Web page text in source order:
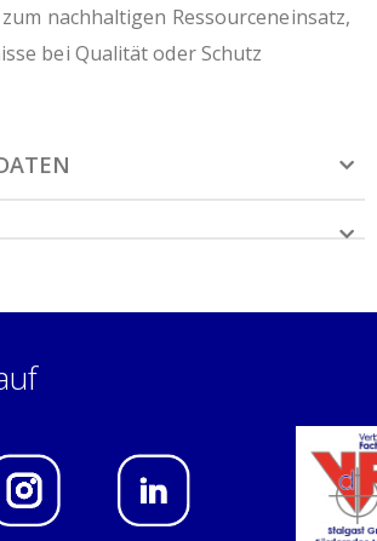
nachhaltigen Ressourceneinsatz,
bei Qualität oder Schutz